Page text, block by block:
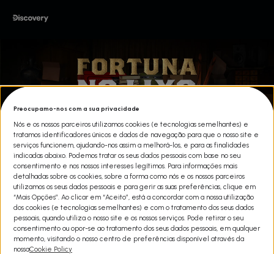
FORTUNA NO LIXO
Preocupamo-nos com a sua privacidade
Nós e os nossos parceiros utilizamos cookies (e tecnologias semelhantes) e
tratamos identificadores únicos e dados de navegação para que o nosso site e
serviços funcionem, ajudando-nos assim a melhorá-los, e para as finalidades
indicadas abaixo. Podemos tratar os seus dados pessoais com base no seu
consentimento e nos nossos interesses legítimos. Para informações mais
detalhadas sobre os cookies, sobre a forma como nós e os nossos parceiros
utilizamos os seus dados pessoais e para gerir as suas preferências, clique em
“Mais Opções”. Ao clicar em “Aceito”, está a concordar com a nossa utilização
dos cookies (e tecnologias semelhantes) e com o tratamento dos seus dados
pessoais, quando utiliza o nosso site e os nossos serviços. Pode retirar o seu
consentimento ou opor-se ao tratamento dos seus dados pessoais, em qualquer
momento, visitando o nosso centro de preferências disponível através da
nossaCookie Policy